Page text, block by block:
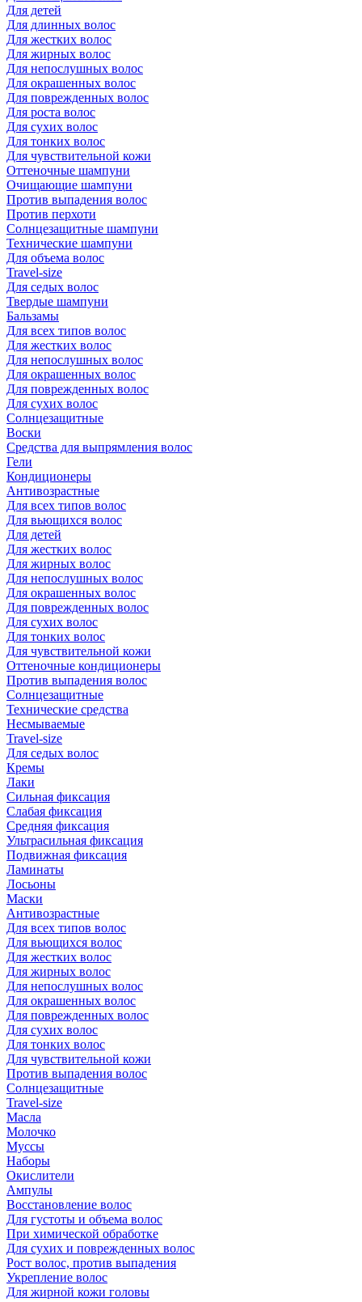
Для детей
Для длинных волос
Для жестких волос
Для жирных волос
Для непослушных волос
Для окрашенных волос
Для поврежденных волос
Для роста волос
Для сухих волос
Для тонких волос
Для чувствительной кожи
Оттеночные шампуни
Очищающие шампуни
Против выпадения волос
Против перхоти
Солнцезащитные шампуни
Технические шампуни
Для объема волос
Travel-size
Для седых волос
Твердые шампуни
Бальзамы
Для всех типов волос
Для жестких волос
Для непослушных волос
Для окрашенных волос
Для поврежденных волос
Для сухих волос
Солнцезащитные
Воски
Средства для выпрямления волос
Гели
Кондиционеры
Антивозрастные
Для всех типов волос
Для вьющихся волос
Для детей
Для жестких волос
Для жирных волос
Для непослушных волос
Для окрашенных волос
Для поврежденных волос
Для сухих волос
Для тонких волос
Для чувствительной кожи
Оттеночные кондиционеры
Против выпадения волос
Солнцезащитные
Технические средства
Несмываемые
Travel-size
Для седых волос
Кремы
Лаки
Сильная фиксация
Слабая фиксация
Средняя фиксация
Ультрасильная фиксация
Подвижная фиксация
Ламинаты
Лосьоны
Маски
Антивозрастные
Для всех типов волос
Для вьющихся волос
Для жестких волос
Для жирных волос
Для непослушных волос
Для окрашенных волос
Для поврежденных волос
Для сухих волос
Для тонких волос
Для чувствительной кожи
Против выпадения волос
Солнцезащитные
Travel-size
Масла
Молочко
Муссы
Наборы
Окислители
Ампулы
Восстановление волос
Для густоты и объема волос
При химической обработке
Для сухих и поврежденных волос
Рост волос, против выпадения
Укрепление волос
Для жирной кожи головы